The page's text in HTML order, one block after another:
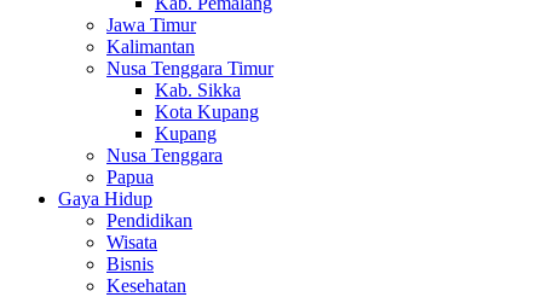
Jawa Timur
Kalimantan
Nusa Tenggara Timur
Kab. Sikka
Kota Kupang
Kupang
Nusa Tenggara
Papua
Gaya Hidup
Pendidikan
Wisata
Bisnis
Kesehatan